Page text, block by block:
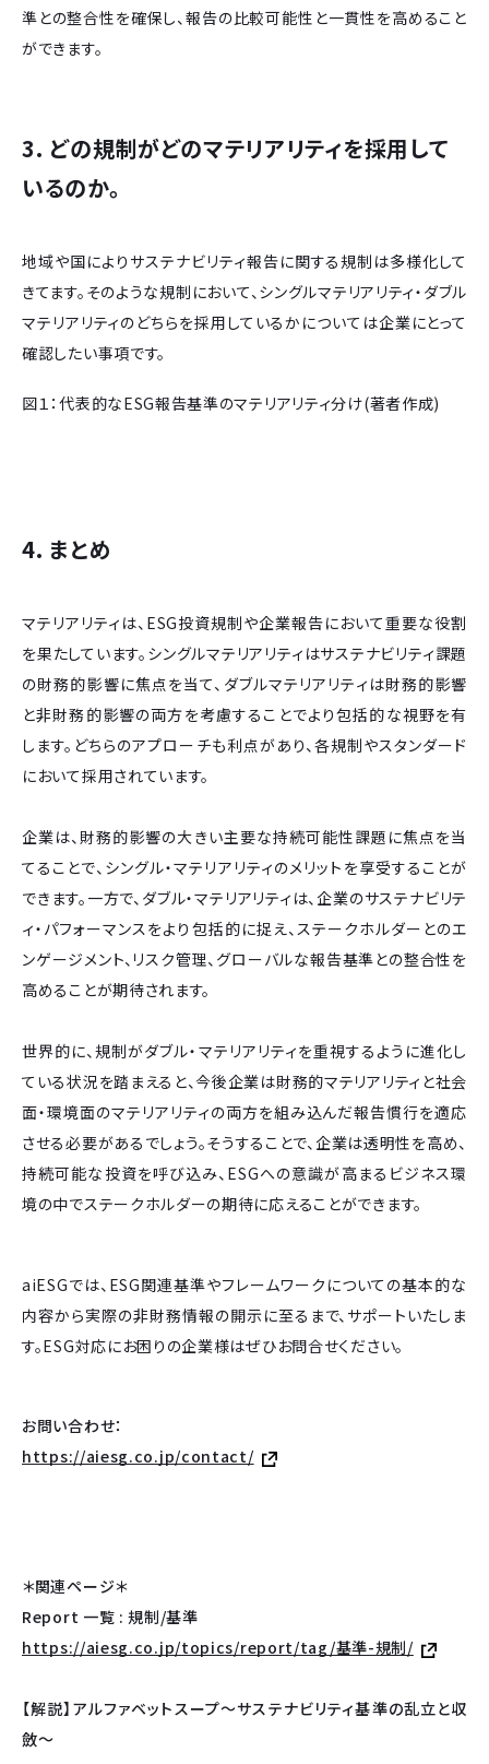
準との整合性を確保し、報告の比較可能性と一貫性を高めること
ができます。
3. どの規制がどのマテリアリティを採用して
いるのか。
地域や国によりサステナビリティ報告に関する規制は多様化して
きてます。そのような規制において、シングルマテリアリティ・ダブル
マテリアリティのどちらを採用しているかについては企業にとって
確認したい事項です。
図１：代表的なESG報告基準のマテリアリティ分け(著者作成)
4. まとめ
マテリアリティは、ESG投資規制や企業報告において重要な役割
を果たしています。シングルマテリアリティはサステナビリティ課題
の財務的影響に焦点を当て、ダブルマテリアリティは財務的影響
と非財務的影響の両方を考慮することでより包括的な視野を有
します。どちらのアプローチも利点があり、各規制やスタンダード
において採用されています。
企業は、財務的影響の大きい主要な持続可能性課題に焦点を当
てることで、シングル・マテリアリティのメリットを享受することが
できます。一方で、ダブル・マテリアリティは、企業のサステナビリテ
ィ・パフォーマンスをより包括的に捉え、ステークホルダーとのエ
ンゲージメント、リスク管理、グローバルな報告基準との整合性を
高めることが期待されます。
世界的に、規制がダブル・マテリアリティを重視するように進化し
ている状況を踏まえると、今後企業は財務的マテリアリティと社会
面・環境面のマテリアリティの両方を組み込んだ報告慣行を適応
させる必要があるでしょう。そうすることで、企業は透明性を高め、
持続可能な投資を呼び込み、ESGへの意識が高まるビジネス環
境の中でステークホルダーの期待に応えることができます。
aiESGでは、ESG関連基準やフレームワークについての基本的な
内容から実際の非財務情報の開示に至るまで、サポートいたしま
す。ESG対応にお困りの企業様はぜひお問合せください。
お問い合わせ：
https://aiesg.co.jp/contact/
＊関連ページ＊
Report 一覧 : 規制/基準
https://aiesg.co.jp/topics/report/tag/基準-規制/
【解説】アルファベットスープ〜サステナビリティ基準の乱立と収
斂〜